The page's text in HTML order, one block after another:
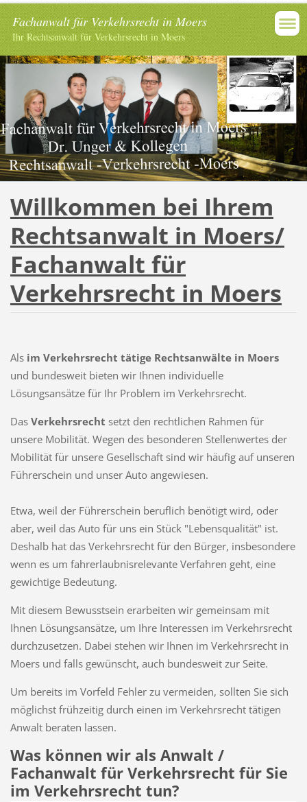
Fachanwalt für Verkehrsrecht in Moers
Ihr Rechtsanwalt für Verkehrsrecht in Moers
Willkommen bei Ihrem
Rechtsanwalt in Moers/
Fachanwalt für
Verkehrsrecht in Moers
Als im Verkehrsrecht tätige Rechtsanwälte in Moers
und bundesweit bieten wir Ihnen individuelle
Lösungsansätze für Ihr Problem im Verkehrsrecht.
Das Verkehrsrecht setzt den rechtlichen Rahmen für
unsere Mobilität. Wegen des besonderen Stellenwertes der
Mobilität für unsere Gesellschaft sind wir häufig auf unseren
Führerschein und unser Auto angewiesen.
Etwa, weil der Führerschein beruflich benötigt wird, oder
aber, weil das Auto für uns ein Stück "Lebensqualität" ist.
Deshalb hat das Verkehrsrecht für den Bürger, insbesondere
wenn es um fahrerlaubnisrelevante Verfahren geht, eine
gewichtige Bedeutung.
Mit diesem Bewusstsein erarbeiten wir gemeinsam mit
Ihnen Lösungsansätze, um Ihre Interessen im Verkehrsrecht
durchzusetzen. Dabei stehen wir Ihnen im Verkehrsrecht in
Moers und falls gewünscht, auch bundesweit zur Seite.
Um bereits im Vorfeld Fehler zu vermeiden, sollten Sie sich
möglichst frühzeitig durch einen im Verkehrsrecht tätigen
Anwalt beraten lassen.
Was können wir als Anwalt /
Fachanwalt für Verkehrsrecht für Sie
im Verkehrsrecht tun?